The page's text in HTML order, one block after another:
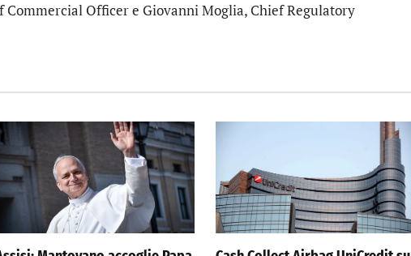
Officer e Giovanni Moglia, Chief Regulatory